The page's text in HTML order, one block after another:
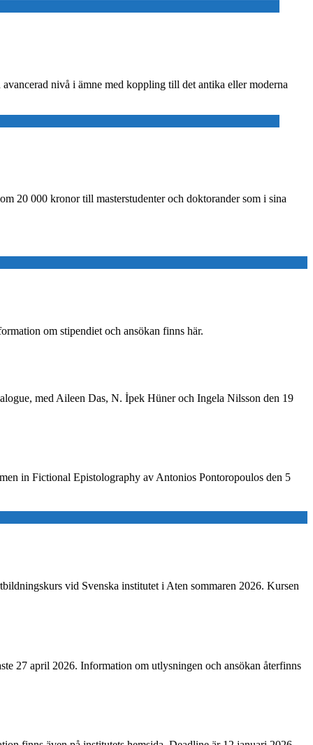
nivå i ämne med koppling till det antika eller moderna
000 kronor till masterstudenter och doktorander som i sina
om stipendiet och ansökan finns här.
med Aileen Das, N. İpek Hüner och Ingela Nilsson den 19
in Fictional Epistolography av Antonios Pontoropoulos den 5
vid Svenska institutet i Aten sommaren 2026. Kursen
27 april 2026. Information om utlysningen och ansökan återfinns